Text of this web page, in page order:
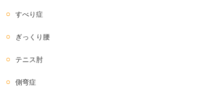
すべり症
ぎっくり腰
テニス肘
側弯症